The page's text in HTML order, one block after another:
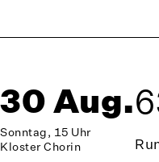
30 Aug.
Sonntag, 15 Uhr
Kloster Chorin